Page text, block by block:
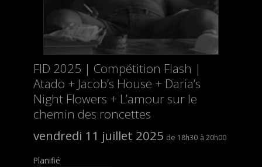
FID 2025 | Compétition Flash |
Atado + Jacob’s House + Daria’s
Night Flowers + L’amour sur le
chemin des roncettes
vendredi 11 juillet 2025
18h30 20h00
Planifié